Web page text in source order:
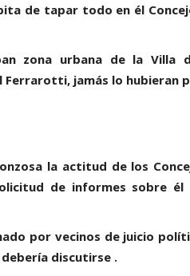
de tapar todo en él
zona urbana de la
Ferrarotti, jamás lo hubieran
la actitud de los
de informes sobre
por vecinos de juicio
discutirse .